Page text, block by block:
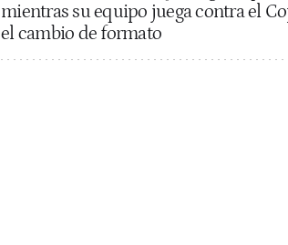
mientras su equipo juega contra el
el cambio de formato